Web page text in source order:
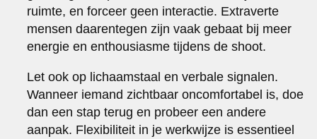
ruimte, en forceer geen interactie. Extraverte
mensen daarentegen zijn vaak gebaat bij meer
energie en enthousiasme tijdens de shoot.
Let ook op lichaamstaal en verbale signalen.
Wanneer iemand zichtbaar oncomfortabel is, doe
dan een stap terug en probeer een andere
aanpak. Flexibiliteit in je werkwijze is essentieel